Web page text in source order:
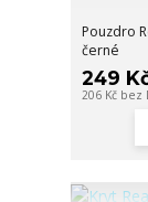
Pouzdro
černé
249
206 Kč bez